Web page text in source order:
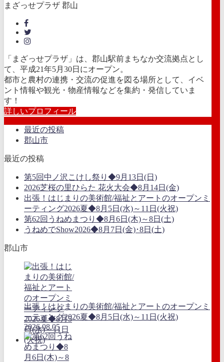
まざっせプラザ 郡山
「まざっせプラザ」は、郡山駅前まちなか交流拠点とし
て、平成21年5月30日にオープン。
都市と農村の連携・交流の促進を図る場所として、イベ
ント情報や観光・物産情報などを集約・発信していま
す！
詳しいプロフィール
最近の投稿
郡山市
最近の投稿
第5回中ノ沢こけし祭り◆9月13日(日)
2026芝桜の里ひらた 花火大会◆8月14日(金)
出張！はじまりの美術館/福祉とアートのオープンミ
ーティング2026夏◆8月5日(水)～11日(火祝)
第62回うねめまつり◆8月6日(木)～8日(土)
うねめでShow2026◆8月7日(金)･8日(土)
郡山市
出張！はじまりの美術館/福祉とアートのオープンミ
ーティング2026夏◆8月5日(水)～11日(火祝)
2026.08.05